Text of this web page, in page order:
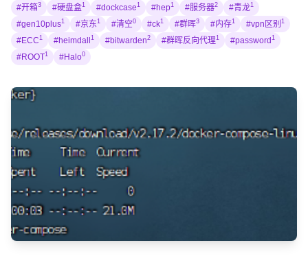
#开箱3 #硬盘盒1 #dockcase 1 #hep1 #服务器2 #青龙1
#gen10plus1 #京东 1 #清空0 #ck1 #群晖3 #内存1 #vpn区别 1
#ECC 1 #heimdall 1 #bitwarden2 #群晖反向代理1 #password 1
#ROOT1 #Halo0